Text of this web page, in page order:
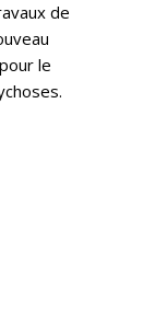
de
le